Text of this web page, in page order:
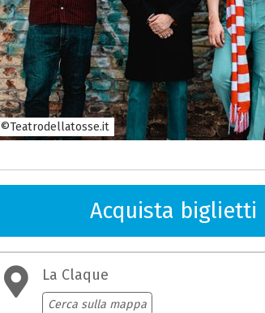
©Teatrodellatosse.it
Acquista biglietti
La Claque
Cerca sulla mappa